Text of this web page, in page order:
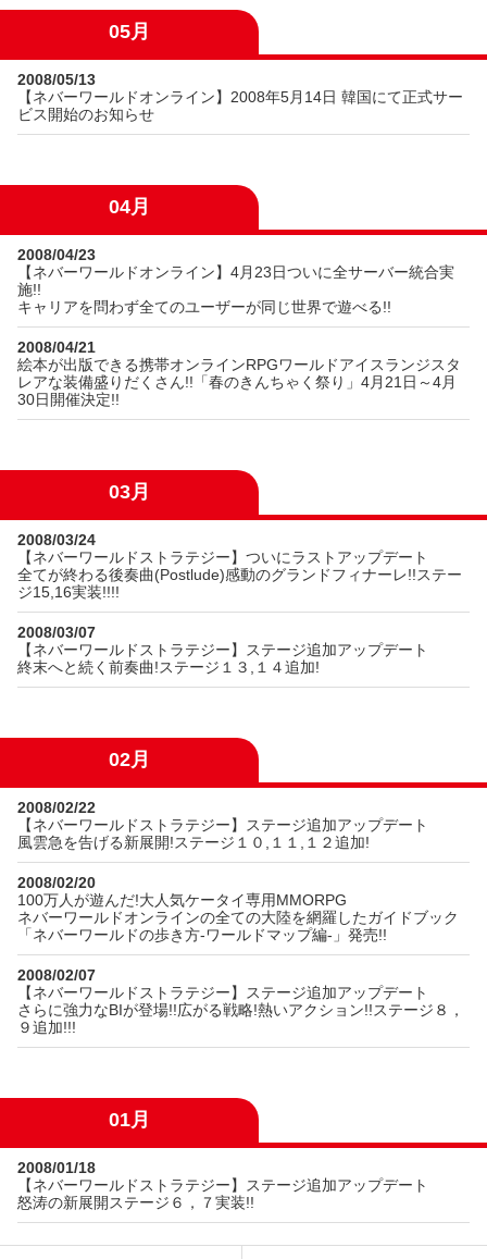
05月
2008/05/13
【ネバーワールドオンライン】2008年5月14日 韓国にて正式サー
ビス開始のお知らせ
04月
2008/04/23
【ネバーワールドオンライン】4月23日ついに全サーバー統合実
施!!
キャリアを問わず全てのユーザーが同じ世界で遊べる!!
2008/04/21
絵本が出版できる携帯オンラインRPGワールドアイスランジスタ
レアな装備盛りだくさん!!「春のきんちゃく祭り」4月21日～4月
30日開催決定!!
03月
2008/03/24
【ネバーワールドストラテジー】ついにラストアップデート
全てが終わる後奏曲(Postlude)感動のグランドフィナーレ!!ステー
ジ15,16実装!!!!
2008/03/07
【ネバーワールドストラテジー】ステージ追加アップデート
終末へと続く前奏曲!ステージ１３,１４追加!
02月
2008/02/22
【ネバーワールドストラテジー】ステージ追加アップデート
風雲急を告げる新展開!ステージ１０,１１,１２追加!
2008/02/20
100万人が遊んだ!大人気ケータイ専用MMORPG
ネバーワールドオンラインの全ての大陸を網羅したガイドブック
「ネバーワールドの歩き方-ワールドマップ編-」発売!!
2008/02/07
【ネバーワールドストラテジー】ステージ追加アップデート
さらに強力なBIが登場!!広がる戦略!熱いアクション!!ステージ８，
９追加!!!
01月
2008/01/18
【ネバーワールドストラテジー】ステージ追加アップデート
怒涛の新展開ステージ６，７実装!!